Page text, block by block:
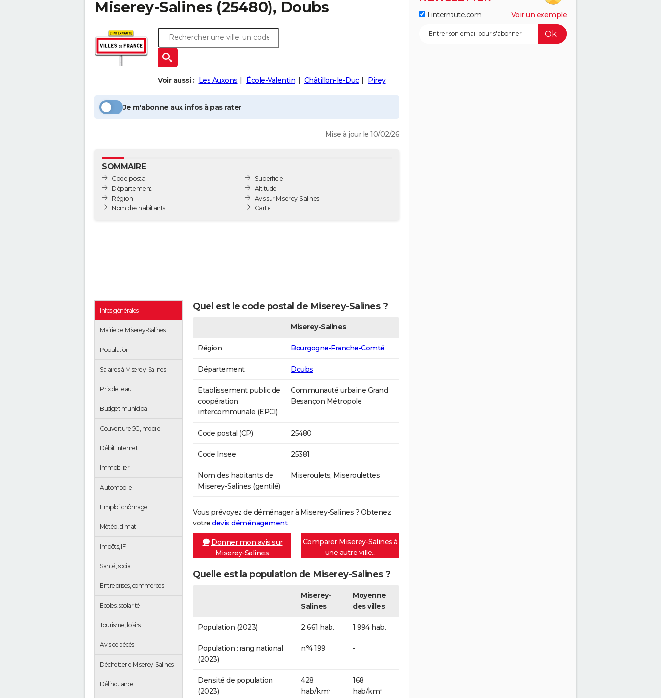
Miserey-Salines (25480), Doubs
Voir aussi : Les Auxons École-Valentin Châtillon-le-Duc Pirey
Je m'abonne aux infos à pas rater
Mise à jour le 10/02/26
SOMMAIRE
Code postal
Département
Région
Nom des habitants
Superficie
Altitude
Avis sur Miserey-Salines
Carte
Infos générales
Mairie de Miserey-Salines
Population
Salaires à Miserey-Salines
Prix de l'eau
Budget municipal
Couverture 5G, mobile
Débit Internet
Immobilier
Automobile
Emploi, chômage
Météo, climat
Impôts, IFI
Santé, social
Entreprises, commerces
Ecoles, scolarité
Tourisme, loisirs
Avis de décès
Déchetterie Miserey-Salines
Délinquance
Quel est le code postal de Miserey-Salines ?
Miserey-Salines
Région Bourgogne-Franche-Comté
Département Doubs
Etablissement public de
coopération
intercommunale (EPCI)
Communauté urbaine Grand
Besançon Métropole
Code postal (CP) 25480
Code Insee 25381
Nom des habitants de
Miserey-Salines (gentilé)
Miseroulets, Miseroulettes
Vous prévoyez de déménager à Miserey-Salines ? Obtenez
votre devis déménagement.
Donner mon avis sur
Miserey-Salines
Comparer Miserey-Salines à
une autre ville...
Quelle est la population de Miserey-Salines ?
Miserey-
Salines
Moyenne
des villes
Population (2023) 2 661 hab. 1 994 hab.
Population : rang national
(2023)
n°4 199 -
Densité de population
(2023)
428
hab/km²
168
hab/km²
Linternaute.com Voir un exemple